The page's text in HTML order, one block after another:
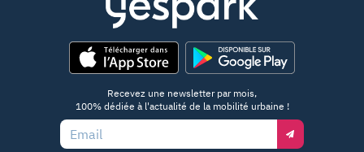
Recevez une newsletter par mois,
100% dédiée à l'actualité de la mobilité urbaine !